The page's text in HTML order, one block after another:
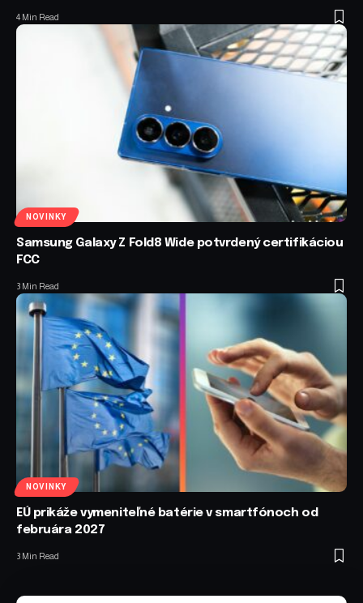
4 Min Read
NOVINKY
Samsung Galaxy Z Fold8 Wide potvrdený certifikáciou
FCC
3 Min Read
NOVINKY
EÚ prikáže vymeniteľné batérie v smartfónoch od
februára 2027
3 Min Read